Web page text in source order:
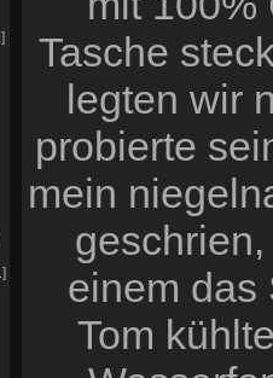
Tasche
legten wir
probierte
mein
einem das
Tom